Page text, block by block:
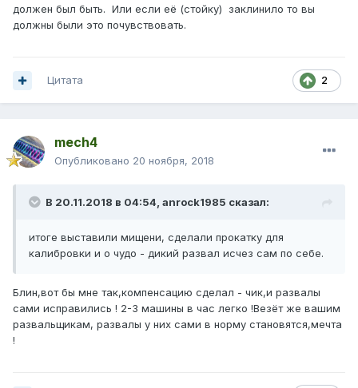
Такое ощущение что в первый раз сделали на отцепись
(седня еще выяснилось что эти 11 дней ездил на 3-х из 5-
позору сам гайки не проверил когда забирал. И вот
таких мелочей был миллион за время ремонта, не
удивлюсь что первый раз развал сделали не правильно)
должен был быть. Или если её (стойку) заклинило то вы
должны были это почувствовать.
2
Цитата
mech4
Опубликовано 20 ноября, 2018
В 20.11.2018 в 04:54, anrock1985 сказал:
итоге выставили мищени, сделали прокатку для
калибровки и о чудо - дикий развал исчез сам по себе.
Блин,вот бы мне так,компенсацию сделал - чик,и развалы
сами исправились ! 2-3 машины в час легко !Везёт же вашим
развальщикам, развалы у них сами в норму становятся,мечта
!